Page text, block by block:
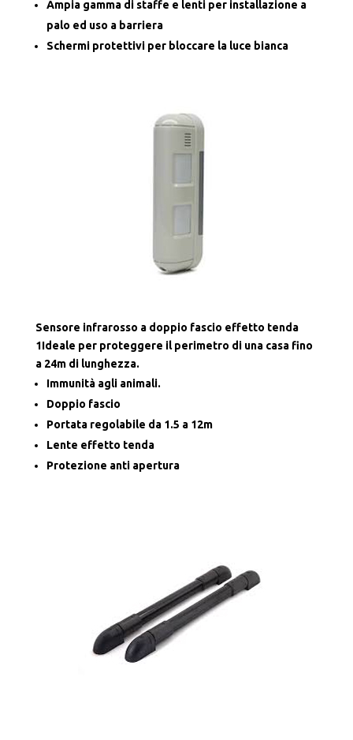
Ampia gamma di staffe e lenti per installazione a
palo ed uso a barriera
Schermi protettivi per bloccare la luce bianca
Sensore infrarosso a doppio fascio effetto tenda
1Ideale per proteggere il perimetro di una casa fino
a 24m di lunghezza.
Immunità agli animali.
Doppio fascio
Portata regolabile da 1.5 a 12m
Lente effetto tenda
Protezione anti apertura